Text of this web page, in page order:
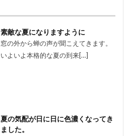
素敵な夏になりますように
窓の外から蝉の声が聞こえてきます。
いよいよ本格的な夏の到来[…]
夏の気配が日に日に色濃くなってき
ました。